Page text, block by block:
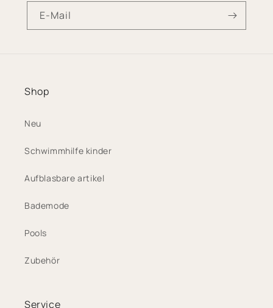
E-Mail
Shop
Neu
Schwimmhilfe kinder
Aufblasbare artikel
Bademode
Pools
Zubehör
Service